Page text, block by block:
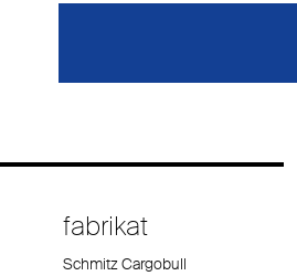
fabrikat
Schmitz Cargobull